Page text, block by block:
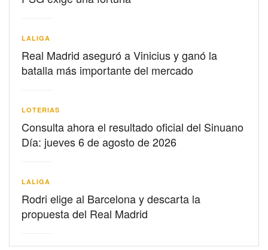
LALIGA
Real Madrid aseguró a Vinicius y ganó la
batalla más importante del mercado
LOTERIAS
Consulta ahora el resultado oficial del Sinuano
Día: jueves 6 de agosto de 2026
LALIGA
Rodri elige al Barcelona y descarta la
propuesta del Real Madrid